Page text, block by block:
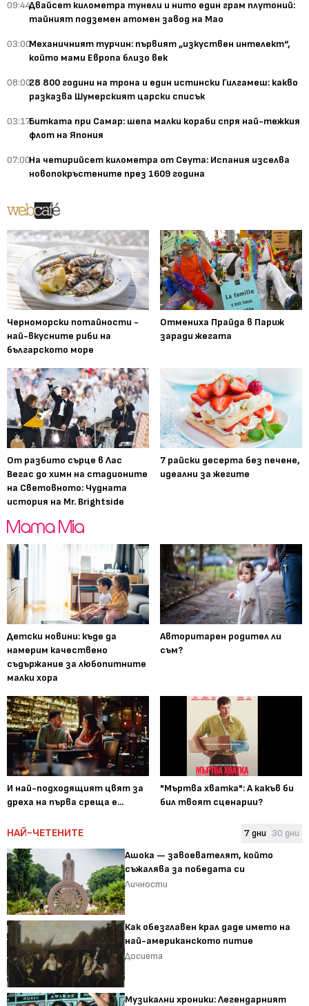
09:44Двайсет километра тунели и нито един грам плутоний:
тайният подземен атомен завод на Мао
03:00Механичният турчин: първият „изкуствен интелект“,
който мами Европа близо век
08:0028 800 години на трона и един истински Гилгамеш: какво
разказва Шумерският царски списък
03:17Битката при Самар: шепа малки кораби спря най-тежкия
флот на Япония
07:00На четирийсет километра от Сеута: Испания изселва
новопокръстените през 1609 година
Черноморски потайности -
най-вкусните риби на
българското море
Отмениха Прайда в Париж
заради жегата
От разбито сърце в Лас
Вегас до химн на стадионите
на Световното: Чудната
история на Mr. Brightside
7 райски десерта без печене,
идеални за жегите
Детски новини: къде да
намерим качествено
съдържание за любопитните
малки хора
Авторитарен родител ли
съм?
И най-подходящият цвят за
дреха на първа среща е...
"Мъртва хватка": А какъв би
бил твоят сценарии?
НАЙ-ЧЕТЕНИТЕ 7 дни 30 дни
Ашока — завоевателят, който
съжалява за победата си
Личности
Как обезглавен крал даде името на
най-американското питие
Досиета
Музикални хроники: Легендарният